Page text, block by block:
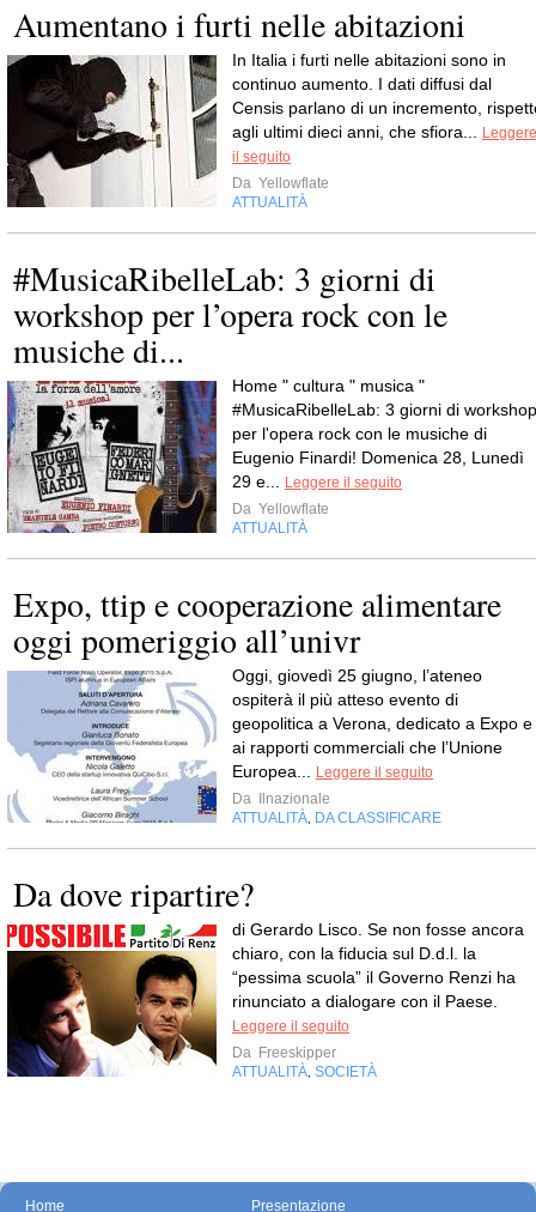
Aumentano i furti nelle abitazioni
In Italia i furti nelle abitazioni sono in
continuo aumento. I dati diffusi dal
Censis parlano di un incremento,
agli ultimi dieci anni, che sfiora...
Leggere
il seguito
Da Yellowflate
ATTUALITÀ
#MusicaRibelleLab: 3 giorni di
workshop per l’opera rock con le
musiche di...
Home " cultura " musica "
#MusicaRibelleLab: 3 giorni di workshop
per l'opera rock con le musiche di
Eugenio Finardi! Domenica 28, Lunedì
29 e...
Leggere il seguito
Da Yellowflate
ATTUALITÀ
Expo, ttip e cooperazione alimentare
oggi pomeriggio all’univr
Oggi, giovedì 25 giugno, l’ateneo
ospiterà il più atteso evento di
geopolitica a Verona, dedicato a Expo e
ai rapporti commerciali che l’Unione
Europea...
Leggere il seguito
Da
Ilnazionale
ATTUALITÀ DA CLASSIFICARE
Da dove ripartire?
di Gerardo Lisco. Se non fosse ancora
chiaro, con la fiducia sul D.d.l. la
“pessima scuola” il Governo Renzi ha
rinunciato a dialogare con il Paese.
Leggere il seguito
Da Freeskipper
ATTUALITÀ SOCIETÀ
Home Presentazione